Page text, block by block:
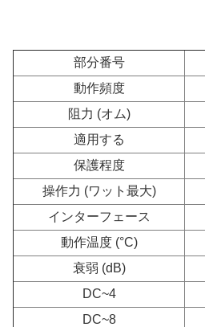
部分番号
動作頻度
阻力 (オム)
適用する
保護程度
操作力 (ワット最大)
インターフェース
動作温度 (°C)
衰弱 (dB)
DC~4
DC~8